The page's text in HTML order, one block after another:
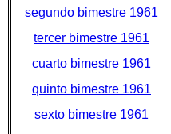
segundo bimestre 1961
tercer bimestre 1961
cuarto bimestre 1961
quinto bimestre 1961
sexto bimestre 1961